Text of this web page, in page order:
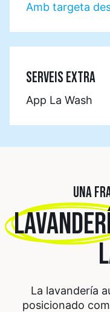
Amb targeta
SERVEIS EXTRA
App La Wash
UNA
La lavandería
posicionado